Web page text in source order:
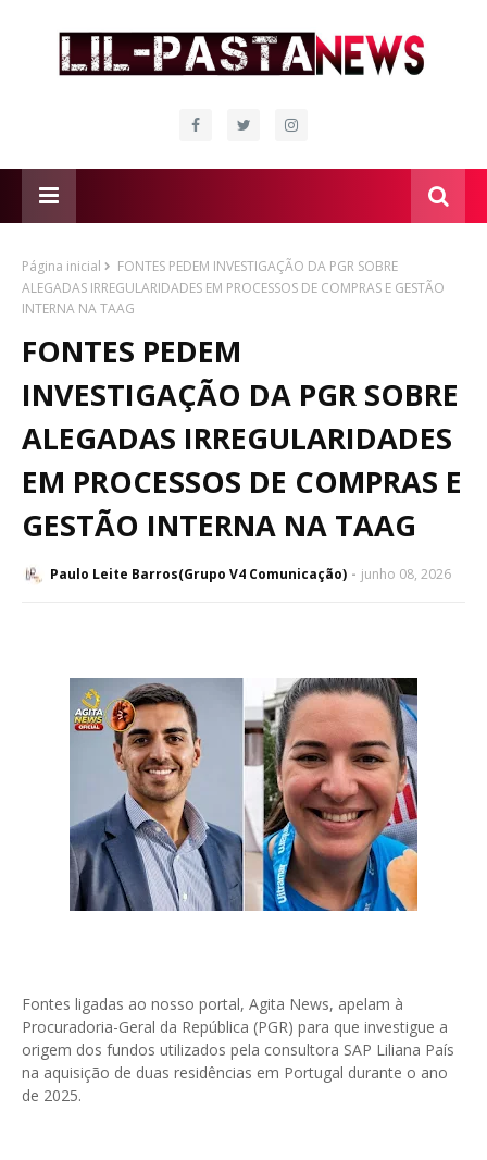
Página inicial
FONTES PEDEM INVESTIGAÇÃO DA PGR SOBRE
ALEGADAS IRREGULARIDADES EM PROCESSOS DE COMPRAS E GESTÃO
INTERNA NA TAAG
FONTES PEDEM
INVESTIGAÇÃO DA PGR SOBRE
ALEGADAS IRREGULARIDADES
EM PROCESSOS DE COMPRAS E
GESTÃO INTERNA NA TAAG
Paulo Leite Barros(Grupo V4 Comunicação) junho 08, 2026
Fontes ligadas ao nosso portal, Agita News, apelam à
Procuradoria-Geral da República (PGR) para que investigue a
origem dos fundos utilizados pela consultora SAP Liliana País
na aquisição de duas residências em Portugal durante o ano
de 2025.